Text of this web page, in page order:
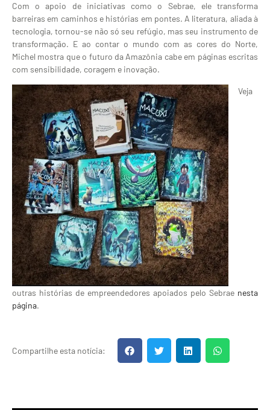
Com o apoio de iniciativas como o Sebrae, ele transforma
barreiras em caminhos e histórias em pontes. A literatura, aliada à
tecnologia, tornou-se não só seu refúgio, mas seu instrumento de
transformação. E ao contar o mundo com as cores do Norte,
Michel mostra que o futuro da Amazônia cabe em páginas escritas
com sensibilidade, coragem e inovação.
Veja
outras histórias de empreendedores apoiados pelo Sebrae nesta
página.
Compartilhe esta notícia: